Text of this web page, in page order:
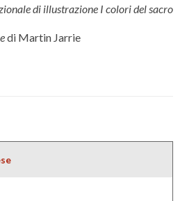
di illustrazione I colori del sacro
di Martin Jarrie